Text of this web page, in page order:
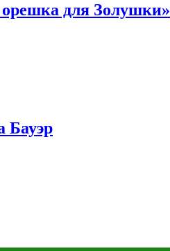
для Золушки»
Бауэр